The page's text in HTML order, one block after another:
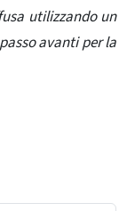
utilizzando un
avanti per la